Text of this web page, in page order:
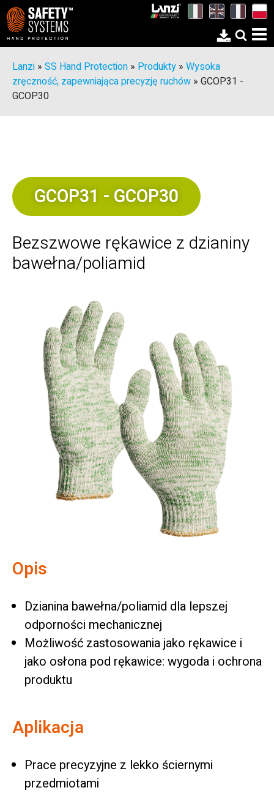
Lanzi » SS Hand Protection » Produkty » Wysoka
zręczność, zapewniająca precyzję ruchów » GCOP31 -
GCOP30
GCOP31 - GCOP30
Bezszwowe rękawice z dzianiny
bawełna/poliamid
Opis
Dzianina bawełna/poliamid dla lepszej
odporności mechanicznej
Możliwość zastosowania jako rękawice i
jako osłona pod rękawice: wygoda i ochrona
produktu
Aplikacja
Prace precyzyjne z lekko ściernymi
przedmiotami